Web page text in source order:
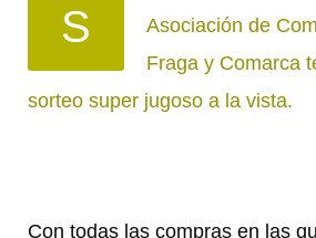
S
Asociación de
Fraga y Comarca
sorteo super jugoso a la vista.
Con todas las compras en las